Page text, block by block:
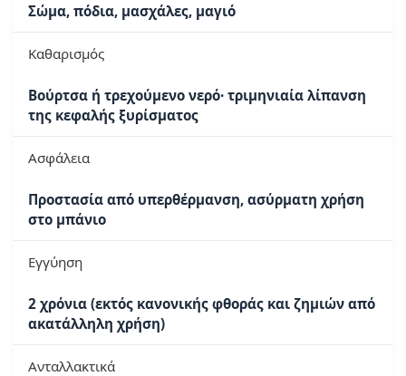
Σώμα, πόδια, μασχάλες, μαγιό
Καθαρισμός
Βούρτσα ή τρεχούμενο νερό· τριμηνιαία λίπανση
της κεφαλής ξυρίσματος
Ασφάλεια
Προστασία από υπερθέρμανση, ασύρματη χρήση
στο μπάνιο
Εγγύηση
2 χρόνια (εκτός κανονικής φθοράς και ζημιών από
ακατάλληλη χρήση)
Ανταλλακτικά